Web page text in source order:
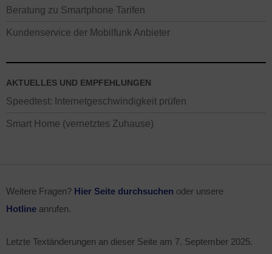
Beratung zu Smartphone Tarifen
Kundenservice der Mobilfunk Anbieter
AKTUELLES UND EMPFEHLUNGEN
Speedtest: Internetgeschwindigkeit prüfen
Smart Home (vernetztes Zuhause)
Weitere Fragen? Hier Seite durchsuchen oder unsere
Hotline anrufen.
Letzte Textänderungen an dieser Seite am 7. September 2025.